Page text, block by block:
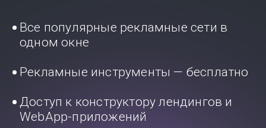
Все популярные рекламные сети в
одном окне
Рекламные инструменты — бесплатно
Доступ к конструктору лендингов и
WebApp-приложений